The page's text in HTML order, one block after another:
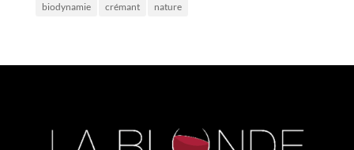
biodynamie crémant nature